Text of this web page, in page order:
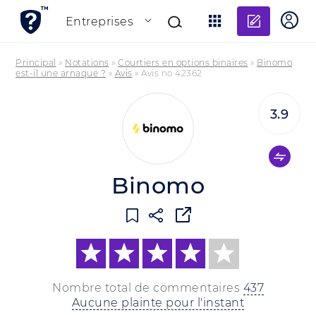
Entreprises
Principal » Notations » Courtiers en options binaires » Binomo
est-il une arnaque ? » Avis » Avis no 42362
Binomo
Nombre total de commentaires 437
Aucune plainte pour l'instant
3.9